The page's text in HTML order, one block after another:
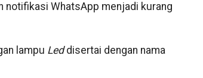
notifikasi WhatsApp menjadi kurang
lampu Leddisertai dengan nama